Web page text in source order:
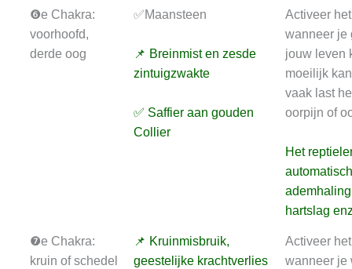
❻e Chakra:
voorhoofd,
derde oog
✅Maansteen
📌 Breinmist en zesde
zintuigzwakte
✅ Saffier aan gouden
Collier
Activeer
wanneer je
jouw leven
moeilijk
vaak last
oorpijn of
Het
hartslag
❼e Chakra:
kruin of schedel
📌 Kruinmisbruik,
geestelijke krachtverlies
Activeer
wanneer je